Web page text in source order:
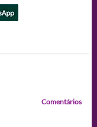
Comentários